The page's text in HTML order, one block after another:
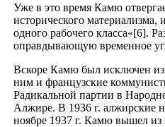
Уже в это время Камю
исторического
одного рабочего класса«[6].
оправдывающую временное
Вскоре Камю был исключен из
ним и французские
Радикальной партии в
Алжире. В 1936 г. алжирские
ноябре 1937 г. Камю вышел из